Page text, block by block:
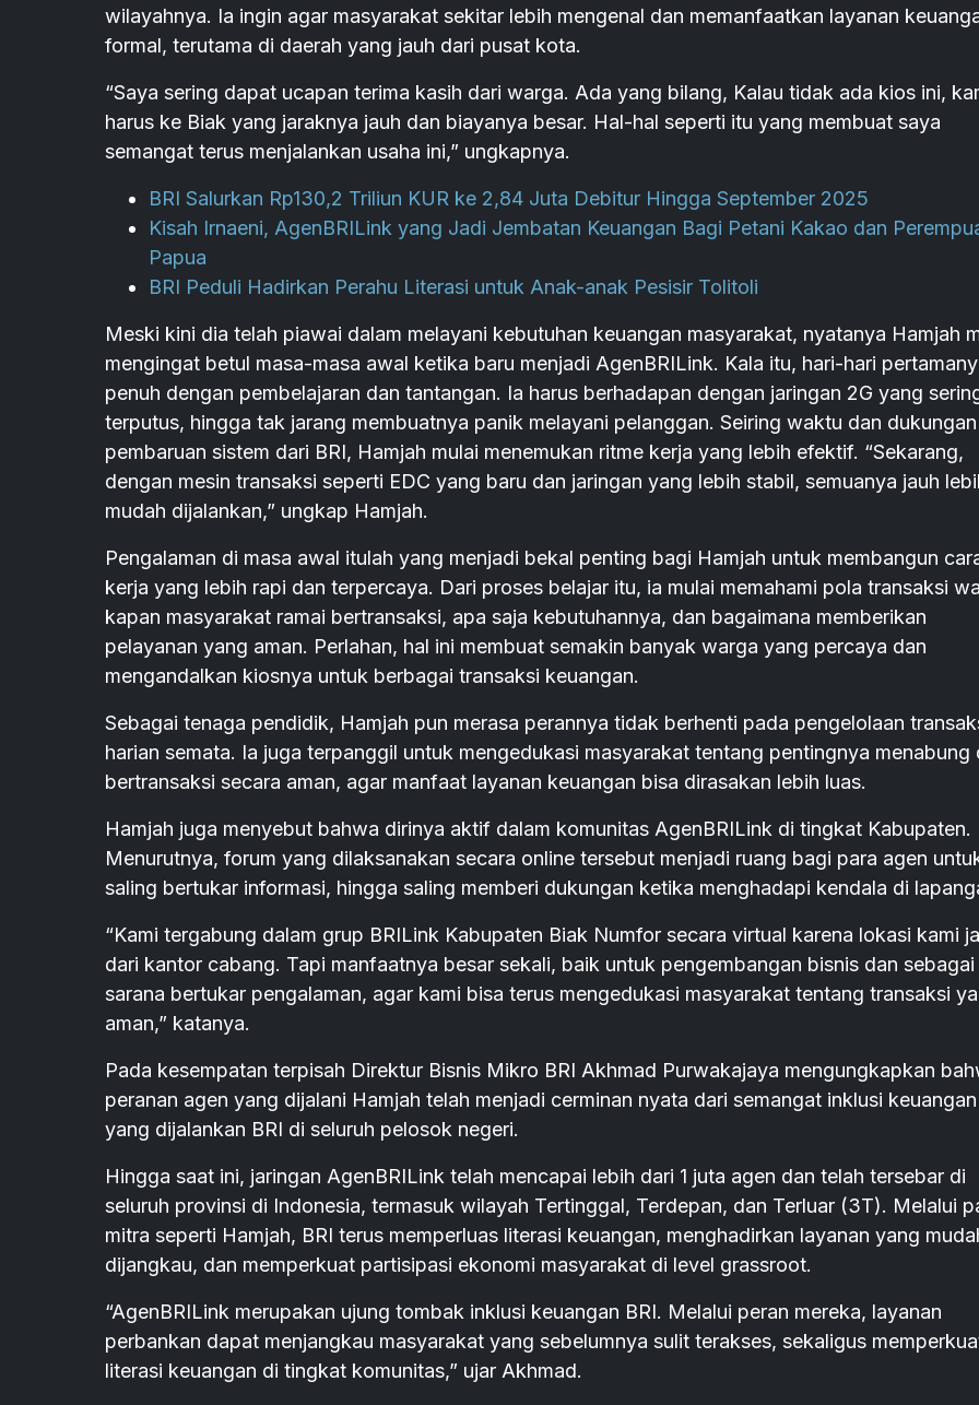
wilayahnya. Ia ingin agar masyarakat sekitar lebih mengenal dan memanfaatkan layanan
formal, terutama di daerah yang jauh dari pusat kota.
“Saya sering dapat ucapan terima kasih dari warga. Ada yang bilang, Kalau tidak ada kios ini,
harus ke Biak yang jaraknya jauh dan biayanya besar. Hal-hal seperti itu yang membuat saya
semangat terus menjalankan usaha ini,” ungkapnya.
BRI Salurkan Rp130,2 Triliun KUR ke 2,84 Juta Debitur Hingga September 2025
Kisah Irnaeni, AgenBRILink yang Jadi Jembatan Keuangan Bagi Petani Kakao dan
Papua
BRI Peduli Hadirkan Perahu Literasi untuk Anak-anak Pesisir Tolitoli
Meski kini dia telah piawai dalam melayani kebutuhan keuangan masyarakat, nyatanya Hamjah
mengingat betul masa-masa awal ketika baru menjadi AgenBRILink. Kala itu, hari-hari
penuh dengan pembelajaran dan tantangan. Ia harus berhadapan dengan jaringan 2G yang
terputus, hingga tak jarang membuatnya panik melayani pelanggan. Seiring waktu dan dukungan
pembaruan sistem dari BRI, Hamjah mulai menemukan ritme kerja yang lebih efektif. “Sekarang,
dengan mesin transaksi seperti EDC yang baru dan jaringan yang lebih stabil, semuanya jauh
mudah dijalankan,” ungkap Hamjah.
Pengalaman di masa awal itulah yang menjadi bekal penting bagi Hamjah untuk membangun
kerja yang lebih rapi dan terpercaya. Dari proses belajar itu, ia mulai memahami pola transaksi
kapan masyarakat ramai bertransaksi, apa saja kebutuhannya, dan bagaimana memberikan
pelayanan yang aman. Perlahan, hal ini membuat semakin banyak warga yang percaya dan
mengandalkan kiosnya untuk berbagai transaksi keuangan.
Sebagai tenaga pendidik, Hamjah pun merasa perannya tidak berhenti pada pengelolaan
harian semata. Ia juga terpanggil untuk mengedukasi masyarakat tentang pentingnya menabung
bertransaksi secara aman, agar manfaat layanan keuangan bisa dirasakan lebih luas.
Hamjah juga menyebut bahwa dirinya aktif dalam komunitas AgenBRILink di tingkat Kabupaten.
Menurutnya, forum yang dilaksanakan secara online tersebut menjadi ruang bagi para agen
saling bertukar informasi, hingga saling memberi dukungan ketika menghadapi kendala di
“Kami tergabung dalam grup BRILink Kabupaten Biak Numfor secara virtual karena lokasi kami
dari kantor cabang. Tapi manfaatnya besar sekali, baik untuk pengembangan bisnis dan sebagai
sarana bertukar pengalaman, agar kami bisa terus mengedukasi masyarakat tentang transaksi
aman,” katanya.
Pada kesempatan terpisah Direktur Bisnis Mikro BRI Akhmad Purwakajaya mengungkapkan
peranan agen yang dijalani Hamjah telah menjadi cerminan nyata dari semangat inklusi keuangan
yang dijalankan BRI di seluruh pelosok negeri.
Hingga saat ini, jaringan AgenBRILink telah mencapai lebih dari 1 juta agen dan telah tersebar di
seluruh provinsi di Indonesia, termasuk wilayah Tertinggal, Terdepan, dan Terluar (3T). Melalui
mitra seperti Hamjah, BRI terus memperluas literasi keuangan, menghadirkan layanan yang
dijangkau, dan memperkuat partisipasi ekonomi masyarakat di level grassroot.
“AgenBRILink merupakan ujung tombak inklusi keuangan BRI. Melalui peran mereka, layanan
perbankan dapat menjangkau masyarakat yang sebelumnya sulit terakses, sekaligus
literasi keuangan di tingkat komunitas,” ujar Akhmad.